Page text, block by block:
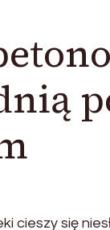
cieszy się